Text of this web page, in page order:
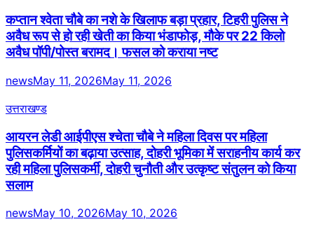
कप्तान श्वेता चौबे का नशे के खिलाफ बड़ा प्रहार, टिहरी पुलिस ने
अवैध रूप से हो रही खेती का किया भंडाफोड़, मौके पर 22 किलो
अवैध पॉपी/पोस्त बरामद। फसल को कराया नष्ट
newsMay 11, 2026May 11, 2026
उत्तराखण्ड
आयरन लेडी आईपीएस श्चेता चौबे ने महिला दिवस पर महिला
पुलिसकर्मियों का बढ़ाया उत्साह, दोहरी भूमिका में सराहनीय कार्य कर
रही महिला पुलिसकर्मी, दोहरी चुनौती और उत्कृष्ट संतुलन को किया
सलाम
newsMay 10, 2026May 10, 2026